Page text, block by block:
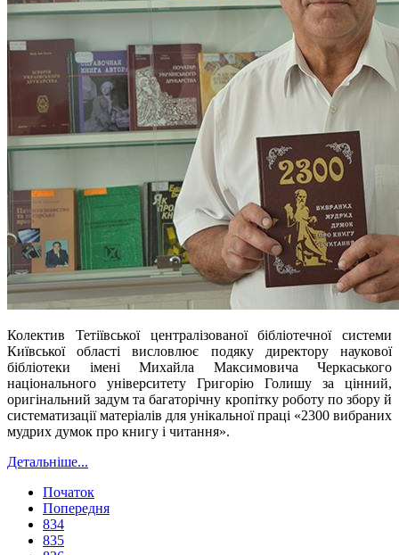
Колектив Тетіївської централізованої бібліотечної системи
Київської області висловлює подяку директору наукової
бібліотеки імені Михайла Максимовича Черкаського
національного університету Григорію Голишу за цінний,
оригінальний задум та багаторічну кропітку роботу по збору й
систематизації матеріалів для унікальної праці «2300 вибраних
мудрих думок про книгу і читання».
Детальніше...
Початок
Попередня
834
835